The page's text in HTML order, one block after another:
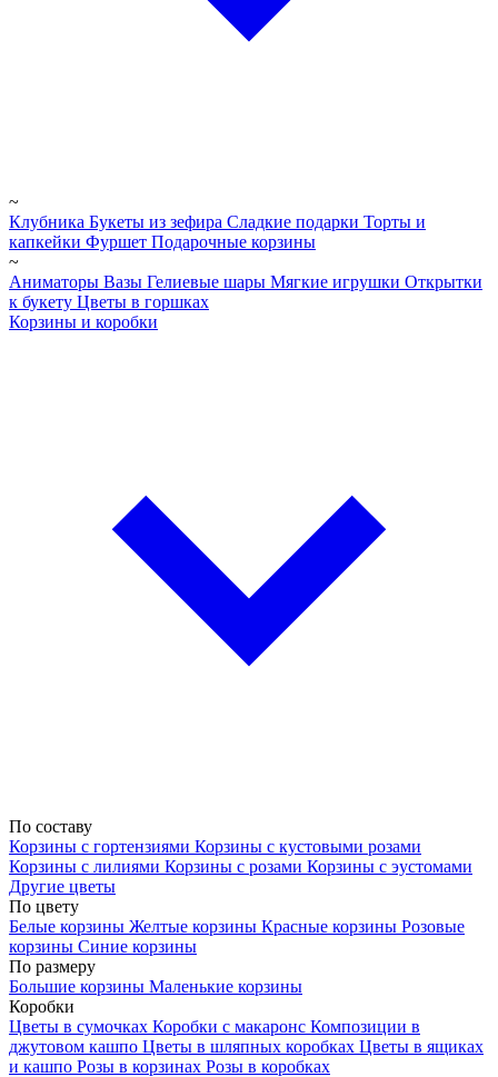
~
Клубника Букеты из зефира Сладкие подарки Торты и
капкейки Фуршет Подарочные корзины
~
Аниматоры Вазы Гелиевые шары Мягкие игрушки Открытки
к букету Цветы в горшках
Корзины и коробки
По составу
Корзины с гортензиями Корзины с кустовыми розами
Корзины с лилиями Корзины с розами Корзины с эустомами
Другие цветы
По цвету
Белые корзины Желтые корзины Красные корзины Розовые
корзины Синие корзины
По размеру
Большие корзины Маленькие корзины
Коробки
Цветы в сумочках Коробки с макаронс Композиции в
джутовом кашпо Цветы в шляпных коробках Цветы в ящиках
и кашпо Розы в корзинах Розы в коробках